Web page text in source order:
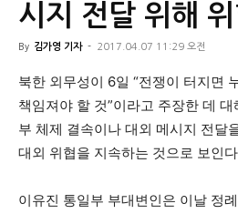
시지 전달 위해 위
By 김가영 기자 - 2017.04.07 11:29 오전
북한 외무성이 6일 “전쟁이 터지면
책임져야 할 것”이라고 주장한 데
부 체제 결속이나 대외 메시지 전달
대외 위협을 지속하는 것으로 보인
이유진 통일부 부대변인은 이날 정